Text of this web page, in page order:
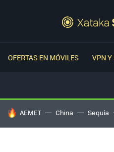
OFERTAS EN MÓVILES VPN Y
HOY SE HABLA DE
AEMET China Sequía